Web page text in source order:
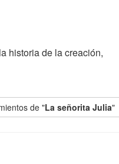
historia de la creación,
de "La señorita Julia"